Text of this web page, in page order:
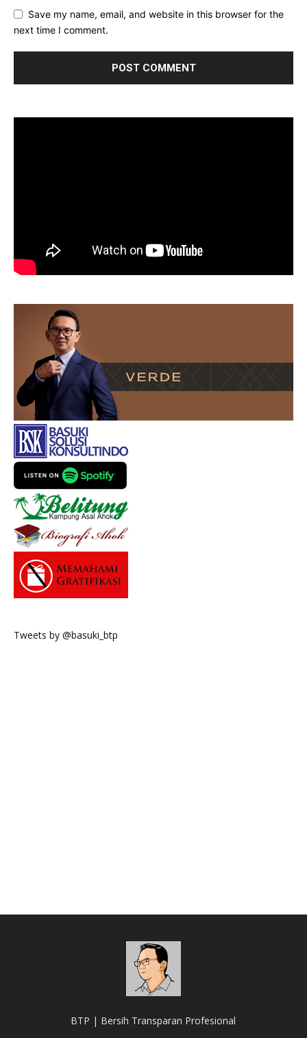
Save my name, email, and website in this browser for the
next time I comment.
Tweets by @basuki_btp
BTP | Bersih Transparan Profesional